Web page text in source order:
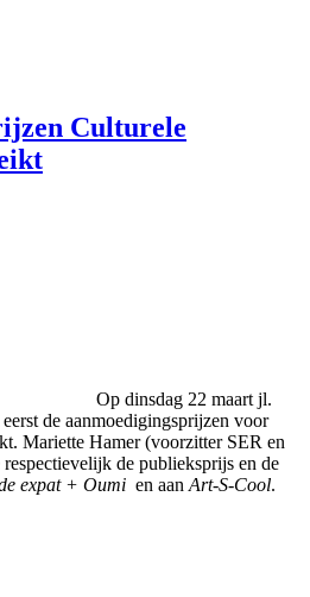
Culturele
Op dinsdag 22 maart jl.
de aanmoedigingsprijzen voor
Mariette Hamer (voorzitter SER en
de publieksprijs en de
expat + Oumi en aan Art-S-Cool.